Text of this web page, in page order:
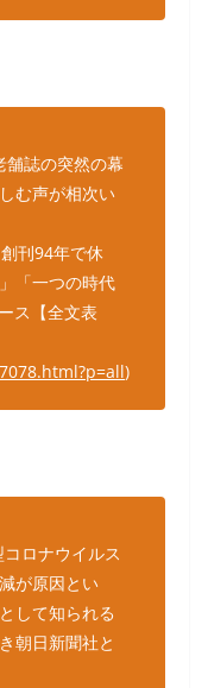
舗誌の突然の幕
む声が相次い
刊94年で休
「一つの時代
ス【全文表
)
ロナウイルス
が原因とい
して知られる
朝日新聞社と